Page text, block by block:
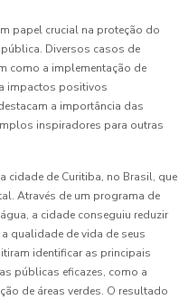
papel crucial na proteção do
Diversos casos de
como a implementação de
impactos positivos
a importância das
inspiradores para outras
cidade de Curitiba, no Brasil, que
Através de um programa de
a cidade conseguiu reduzir
qualidade de vida de seus
identificar as principais
públicas eficazes, como a
de áreas verdes. O resultado